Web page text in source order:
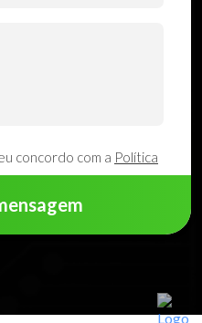
concordo com a Política